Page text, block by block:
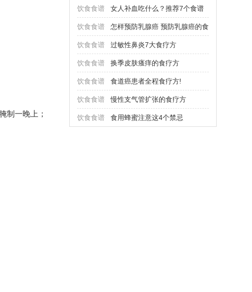
制一晚上；
饮食食谱 女人补血吃什么？推荐7个食谱
饮食食谱 怎样预防乳腺癌 预防乳腺癌的食
饮食食谱 过敏性鼻炎7大食疗方
饮食食谱 换季皮肤瘙痒的食疗方
饮食食谱 食道癌患者全程食疗方!
饮食食谱 慢性支气管扩张的食疗方
饮食食谱 食用蜂蜜注意这4个禁忌